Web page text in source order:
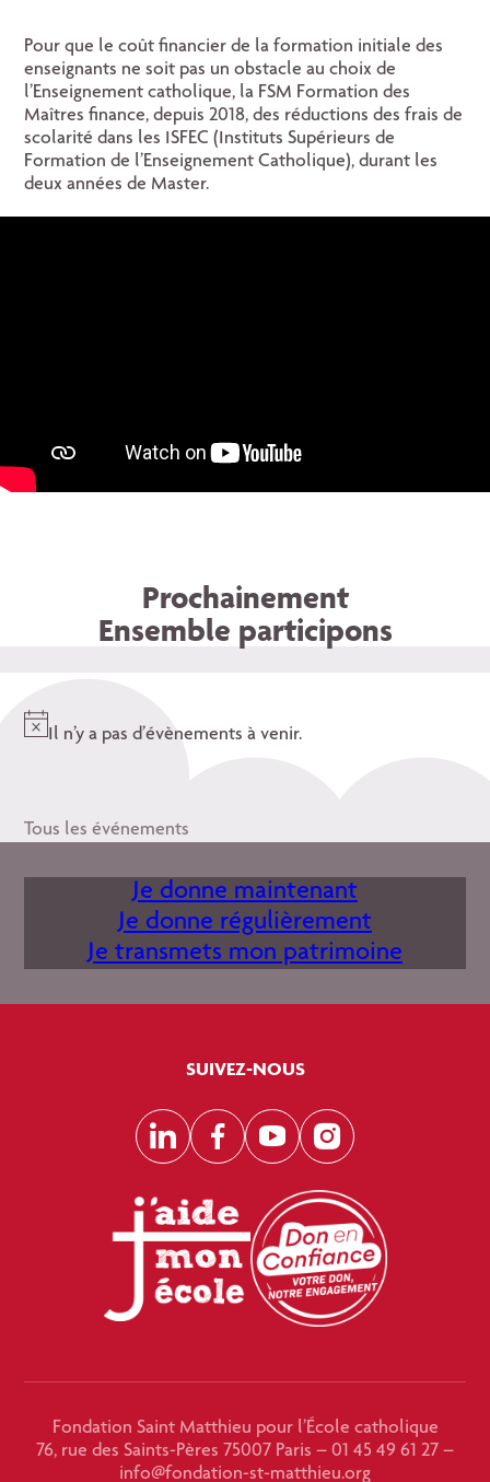
Pour que le coût financier de la formation initiale des
enseignants ne soit pas un obstacle au choix de
l’Enseignement catholique, la FSM Formation des
Maîtres finance, depuis 2018, des réductions des frais de
scolarité dans les ISFEC (Instituts Supérieurs de
Formation de l’Enseignement Catholique), durant les
deux années de Master.
Prochainement
Ensemble participons
Il n’y a pas d’évènements à venir.
Tous les événements
Je donne maintenant
Je donne régulièrement
Je transmets mon patrimoine
SUIVEZ-NOUS
LinkedInFacebook
YouTubeInstagram
Fondation Saint Matthieu pour l’École catholique
76, rue des Saints-Pères 75007 Paris – 01 45 49 61 27 –
info@fondation-st-matthieu.org